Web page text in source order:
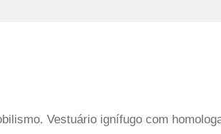
Vestuário ignífugo com